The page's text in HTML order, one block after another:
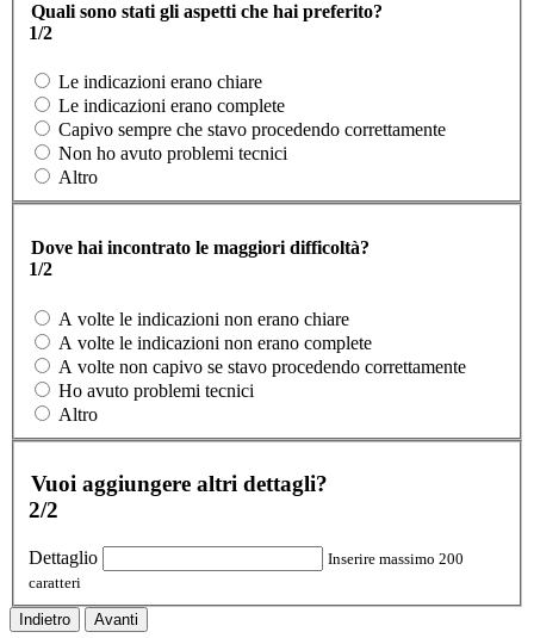
Quali sono stati gli aspetti che hai preferito?
1/2
Le indicazioni erano chiare
Le indicazioni erano complete
Capivo sempre che stavo procedendo correttamente
Non ho avuto problemi tecnici
Altro
Dove hai incontrato le maggiori difficoltà?
1/2
A volte le indicazioni non erano chiare
A volte le indicazioni non erano complete
A volte non capivo se stavo procedendo correttamente
Ho avuto problemi tecnici
Altro
Vuoi aggiungere altri dettagli?
2/2
Dettaglio
Inserire massimo 200
caratteri
Indietro Avanti